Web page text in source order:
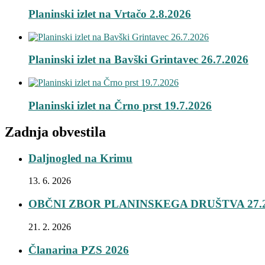
Planinski izlet na Vrtačo 2.8.2026
Planinski izlet na Bavški Grintavec 26.7.2026
Planinski izlet na Črno prst 19.7.2026
Zadnja obvestila
Daljnogled na Krimu
13. 6. 2026
OBČNI ZBOR PLANINSKEGA DRUŠTVA
21. 2. 2026
Članarina PZS 2026